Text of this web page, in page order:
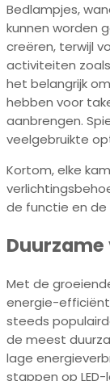
Bedlampjes,
kunnen worden
creëren, terwijl
activiteiten
het belangrijk
hebben voor
aanbrengen.
veelgebruikte
Kortom, elke
de functie en
Met de
energie-
steeds
de meest
lage
stappen op